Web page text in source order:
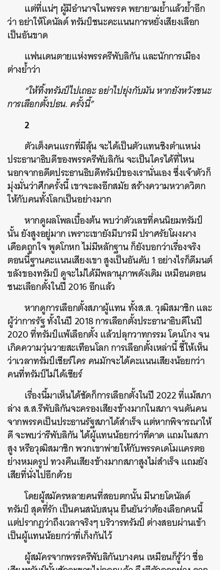
แต่ที่แน่ๆ ผู้มีอำนาจในพรรค พยายามย้ำแล้วย้ำอีก
ว่า อย่าให้โดนัลด์ ทรัมป์ชนะคะแนนการหยั่งเสียงเลือก
เป็นอันขาด
แฟนเดนตายแห่งพรรครีพับลิกัน และนักการเมือง
ต่างย้ำว่า
“ให้ทิ้งทรัมป์ไปเถอะ อย่าไปยุ่งกับมัน หากยังหวังชนะ
การเลือกตั้งปธน. ครั้งนี้”
2
ตัวเต็งคนแรกที่มีลุ้น จะได้เป็นตัวแทนชิงตำแหน่ง
ประธานาธิบดีของพรรครีพับลิกัน จะเป็นใครได้ที่ไหน
นอกจากอดีตประธานธิบดีทรัมป์ของเรานั่นเอง ซึ่งเจ้าตัวก็
มุ่งมั่นว่าศึกครั้งนี้ เขาจะลงอีกสมัย สร้างความหวาดวิตก
ให้กับคนทั้งโลกเป็นอย่างมาก
หากดูผลโพลเบื้องต้น พบว่าตัวเลขที่คนนิยมทรัมป์
นั้น ยังสูงอยู่มาก เพราะเขายังมีบารมี ปราศรัยโผงผาง
เดือดถูกใจ พูดโกหก ไม่มีหลักฐาน ก็ยังบอกว่าเรื่องจริง
ตอนนี้ฐานคะแนนเสียงเขา สูงเป็นอันดับ 1 อย่างไรก็ดีมนต์
ขลังของทรัมป์ ดูจะไม่ได้มีพลานุภาพดังเดิม เหมือนตอน
ชนะเลือกตั้งในปี 2016 อีกแล้ว
หากดูการเลือกตั้งสภาผู้แทน ทั้งส.ส. วุฒิสมาชิก และ
ผู้ว่าการรัฐ ทั้งในปี 2018 การเลือกตั้งประธานาธิบดีในปี
2020 ที่ทรัมป์แพ้เลือกตั้ง แล้วปลุกวาทกรรม โดนโกง จน
เกิดความวุ่นวายสะเทือนโลก การเลือกตั้งเหล่านี้ ชี้ให้เห็น
ว่าเวลาทรัมป์เชียร์ใคร คนมักจะได้คะแนนเสียงน้อยกว่า
คนที่ทรัมป์ไม่ได้เชียร์
เรื่องนี้มาเห็นได้ชัดก็การเลือกตั้งในปี 2022 ที่แม้สภา
ล่าง ส.ส.รีพับลิกันจะครองเสียงข้างมากในสภา จนดันคน
จากพรรคเป็นประธานรัฐสภาได้สำเร็จ แต่หากพิจารณาให้
ดี จะพบว่ารีพับลิกัน ได้ผู้แทนน้อยกว่าที่คาด แถมในสภา
สูง หรือวุฒิสมาชิก พวกเขาพ่ายให้กับพรรคเดโมแครตอ
ย่างหมดรูป ทวงคืนเสียงข้างมากสภาสูงไม่สำเร็จ แถมยัง
เสียที่นั่งไปอีกด้วย
โดยผู้สมัครหลายคนที่สอบตกนั้น มีนายโดนัลด์
ทรัมป์ สุดที่รัก เป็นคนสนับสนุน ยืนยันว่าต้องเลือกคนนี้
แต่ปรากฏว่าถึงเวลาจริงๆ บริวารทรัมป์ ต่างสอบผ่านเข้า
เป็นผู้แทนน้อยกว่าที่เก็งกันไว้
ผู้สมัครจากพรรครีพับลิกันบางคน เหมือนก็รู้ว่า ชื่อ